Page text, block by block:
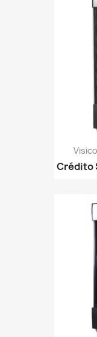
Crédito